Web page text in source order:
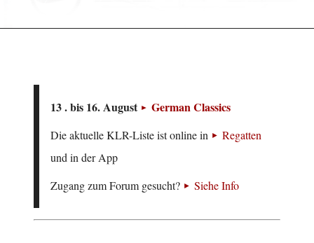
13 . bis 16. August German Classics
Die aktuelle KLR-Liste ist online in
Regatten
und in der App
Zugang zum Forum gesucht?
Siehe Info